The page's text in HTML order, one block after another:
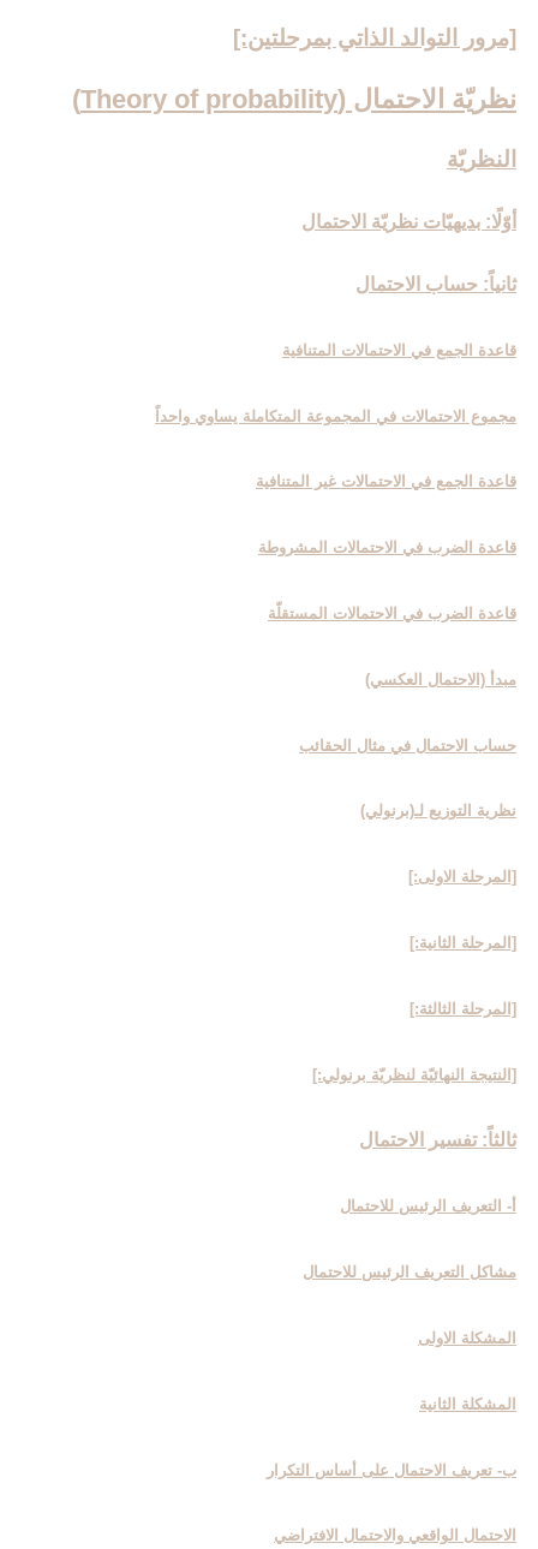
[مرور التوالد الذاتي بمرحلتين:]
نظريّة الاحتمال (Theory of probability)
النظريّة
أوّلًا: بديهيّات نظريّة الاحتمال‏
ثانياً: حساب الاحتمال‏
قاعدة الجمع في الاحتمالات المتنافية
مجموع الاحتمالات في المجموعة المتكاملة يساوي واحداً
قاعدة الجمع في الاحتمالات غير المتنافية
قاعدة الضرب في الاحتمالات المشروطة
قاعدة الضرب في الاحتمالات المستقلّة
مبدأ (الاحتمال العكسي)
حساب الاحتمال في مثال الحقائب
نظرية التوزيع لـ(برنولي)
[المرحلة الاولى‏:]
[المرحلة الثانية:]
[المرحلة الثالثة:]
[النتيجة النهائيّة لنظريّة برنولي:]
ثالثاً: تفسير الاحتمال‏
أ- التعريف الرئيس للاحتمال‏
مشاكل التعريف الرئيس للاحتمال
المشكلة الاولى
المشكلة الثانية
ب- تعريف الاحتمال على أساس التكرار
الاحتمال الواقعي والاحتمال الافتراضي